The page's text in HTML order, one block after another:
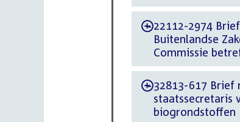
-22112-2974
Buitenlandse
Commissie
-32813-617 Brief
staatssecretaris
biogrondstoffen